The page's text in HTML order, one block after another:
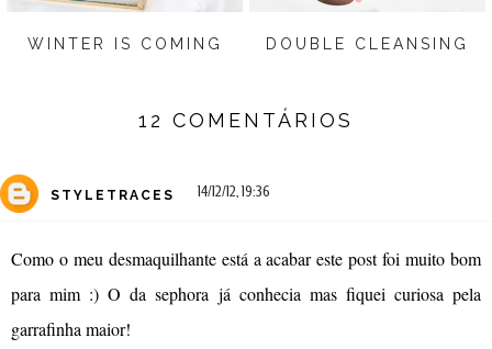
WINTER IS COMING DOUBLE CLEANSING
12 COMENTÁRIOS
STYLETRACES 14/12/12, 19:36
Como o meu desmaquilhante está a acabar este post foi muito bom
para mim :) O da sephora já conhecia mas fiquei curiosa pela
garrafinha maior!